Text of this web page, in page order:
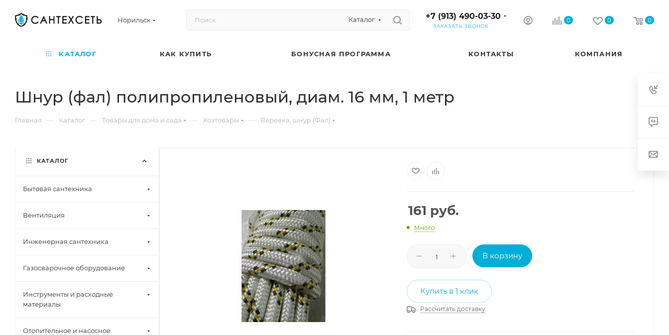
Норильск Каталог +7 (913) 490-03-30
ЗАКАЗАТЬ ЗВОНОК
0 0 0
КАТАЛОГ КАК КУПИТЬ БОНУСНАЯ ПРОГРАММА КОНТАКТЫ КОМПАНИЯ
Шнур (фал) полипропиленовый, диам. 16 мм, 1 метр
Главная — Каталог — Товары для дома и сада — Хозтовары — Веревка, шнур (Фал)
161 руб.
Много
В корзину
Купить в 1 клик
Рассчитать доставку
КАТАЛОГ
Бытовая сантехника
Вентиляция
Инженерная сантехника
Газосварочное оборудование
Инструменты и расходные
материалы
Отопительное и насосное